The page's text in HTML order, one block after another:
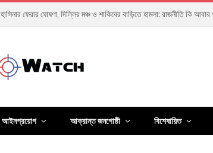
শিক্ষকদের ভাগ্য এখন শিক্ষার্থীদের হাতে
আইনপ্রয়োগ আক্রান্ত জনগোষ্ঠী বিশেষায়িত